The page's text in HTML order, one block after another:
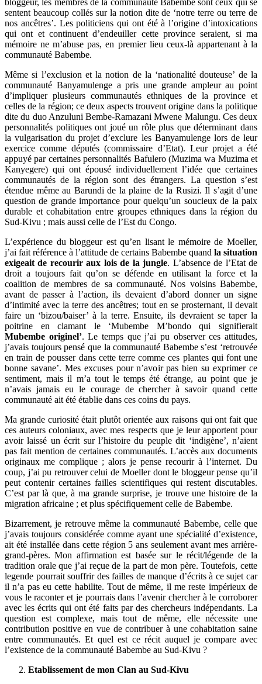
bloggeur, les membres de la communauté Babembe sont ceux qui se
sentent beaucoup collés sur la notion dite de ‘notre terre ou terre de
nos ancêtres’. Les politiciens qui ont été à l’origine d’intoxications
qui ont et continuent d’endeuiller cette province seraient, si ma
mémoire ne m’abuse pas, en premier lieu ceux-là appartenant à la
communauté Babembe.
Même si l’exclusion et la notion de la ‘nationalité douteuse’ de la
communauté Banyamulenge a pris une grande ampleur au point
d’impliquer plusieurs communautés ethniques de la province et
celles de la région; ce deux aspects trouvent origine dans la politique
dite du duo Anzuluni Bembe-Ramazani Mwene Malungu. Ces deux
personnalités politiques ont joué un rôle plus que déterminant dans
la vulgarisation du projet d’exclure les Banyamulenge lors de leur
exercice comme députés (commissaire d’Etat). Leur projet a été
appuyé par certaines personnalités Bafulero (Muzima wa Muzima et
Kanyegere) qui ont épousé individuellement l’idée que certaines
communautés de la région sont des étrangers. La question s’est
étendue même au Barundi de la plaine de la Rusizi. Il s’agit d’une
question de grande importance pour quelqu’un soucieux de la paix
durable et cohabitation entre groupes ethniques dans la région du
Sud-Kivu ; mais aussi celle de l’Est du Congo.
L’expérience du bloggeur est qu’en lisant le mémoire de Moeller,
j’ai fait référence à l’attitude de certains Babembe quand la situation
exigeait de recourir aux lois de la jungle. L’absence de l’Etat de
droit a toujours fait qu’on se défende en utilisant la force et la
coalition de membres de sa communauté. Nos voisins Babembe,
avant de passer à l’action, ils devaient d’abord donner un signe
d’intimité avec la terre des ancêtres; tout en se prosternant, il devait
faire un ‘bizou/baiser’ à la terre. Ensuite, ils devraient se taper la
poitrine en clamant le ‘Mubembe M’bondo qui signifierait
Mubembe originel’. Le temps que j’ai pu observer ces attitudes,
j’avais toujours pensé que la communauté Babembe s’est ‘retrouvée
en train de pousser dans cette terre comme ces plantes qui font une
bonne savane’. Mes excuses pour n’avoir pas bien su exprimer ce
sentiment, mais il m’a tout le temps été étrange, au point que je
n’avais jamais eu le courage de chercher à savoir quand cette
communauté ait été établie dans ces coins du pays.
Ma grande curiosité était plutôt orientée aux raisons qui ont fait que
ces auteurs coloniaux, avec mes respects que je leur apportent pour
avoir laissé un écrit sur l’histoire du peuple dit ‘indigène’, n’aient
pas fait mention de certaines communautés. L’accès aux documents
originaux me complique ; alors je pense recourir à l’internet. Du
coup, j’ai pu retrouver celui de Moeller dont le bloggeur pense qu’il
peut contenir certaines failles scientifiques qui restent discutables.
C’est par là que, à ma grande surprise, je trouve une histoire de la
migration africaine ; et plus spécifiquement celle de Babembe.
Bizarrement, je retrouve même la communauté Babembe, celle que
j’avais toujours considérée comme ayant une spécialité d’existence,
ait été installée dans cette région 5 ans seulement avant mes arrière-
grand-pères. Mon affirmation est basée sur le récit/légende de la
tradition orale que j’ai reçue de la part de mon père. Toutefois, cette
legende pourrait souffrir des failles de manque d’écrits à ce sujet car
il n’a pas eu cette habilite. Tout de même, il me reste impérieux de
vous le raconter et je pourrais dans l’avenir chercher à le corroborer
avec les écrits qui ont été faits par des chercheurs indépendants. La
question est complexe, mais tout de même, elle nécessite une
contribution positive en vue de contribuer à une cohabitation saine
entre communautés. Et quel est ce récit auquel je compare avec
l’existence de la communauté Babembe au Sud-Kivu ?
Etablissement de mon Clan au Sud-Kivu